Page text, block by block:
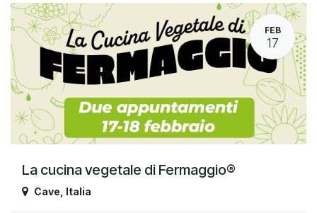
FEB
17
La cucina vegetale di Fermaggio®
Cave Italia